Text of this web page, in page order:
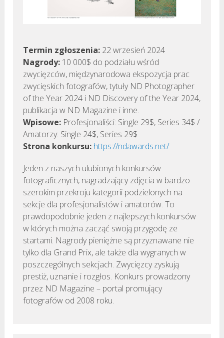
Termin zgłoszenia: 22 wrzesień 2024
Nagrody: 10 000$ do podziału wśród
zwycięzców, międzynarodowa ekspozycja prac
zwycięskich fotografów, tytuły ND Photographer
of the Year 2024 i ND Discovery of the Year 2024,
publikacja w ND Magazine i inne.
Wpisowe: Profesjonaliści: Single 29$, Series 34$ /
Amatorzy: Single 24$, Series 29$
Strona konkursu: https://ndawards.net/
Jeden z naszych ulubionych konkursów
fotograficznych, nagradzający zdjęcia w bardzo
szerokim przekroju kategorii podzielonych na
sekcje dla profesjonalistów i amatorów. To
prawdopodobnie jeden z najlepszych konkursów
w których można zacząć swoją przygodę ze
startami. Nagrody pieniężne są przyznawane nie
tylko dla Grand Prix, ale także dla wygranych w
poszczególnych sekcjach. Zwycięzcy zyskują
prestiż, uznanie i rozgłos. Konkurs prowadzony
przez ND Magazine – portal promujący
fotografów od 2008 roku.